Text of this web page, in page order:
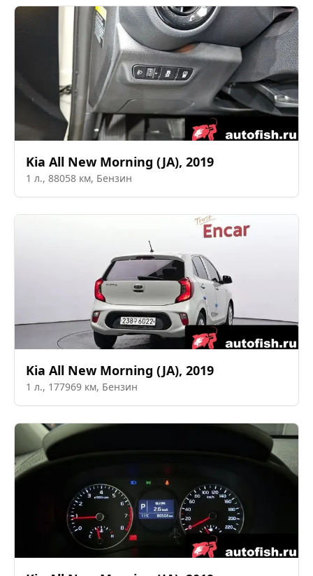
Kia All New Morning (JA), 2019
1 л., 88058 км, Бензин
Kia All New Morning (JA), 2019
1 л., 177969 км, Бензин